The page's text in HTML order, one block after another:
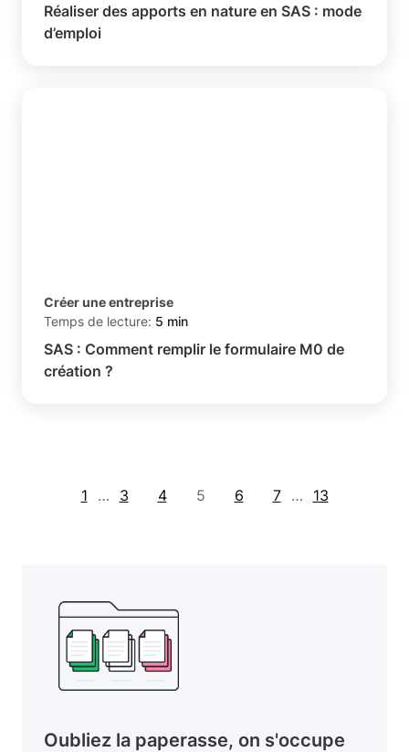
Réaliser des apports en nature en SAS : mode
d’emploi
Créer une entreprise
Temps de lecture: 5 min
SAS : Comment remplir le formulaire M0 de
création ?
1 … 3 4 5 6 7 … 13
Oubliez la paperasse, on s'occupe